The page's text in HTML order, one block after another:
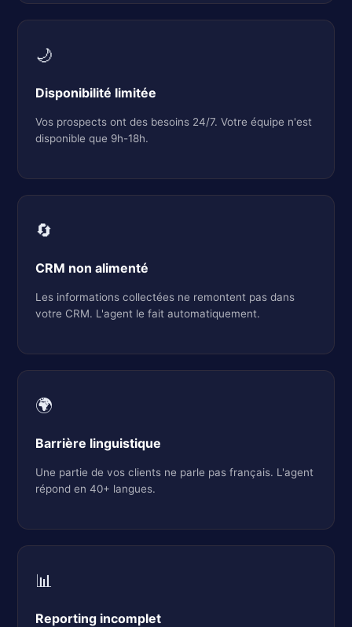
🌙
Disponibilité limitée
Vos prospects ont des besoins 24/7. Votre équipe n'est
disponible que 9h-18h.
🔄
CRM non alimenté
Les informations collectées ne remontent pas dans
votre CRM. L'agent le fait automatiquement.
🌍
Barrière linguistique
Une partie de vos clients ne parle pas français. L'agent
répond en 40+ langues.
📊
Reporting incomplet